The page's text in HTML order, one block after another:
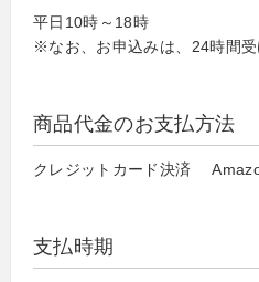
平日10時～18時
※なお、お申込みは、24時間受
商品代金のお支払方法
クレジットカード決済
支払時期